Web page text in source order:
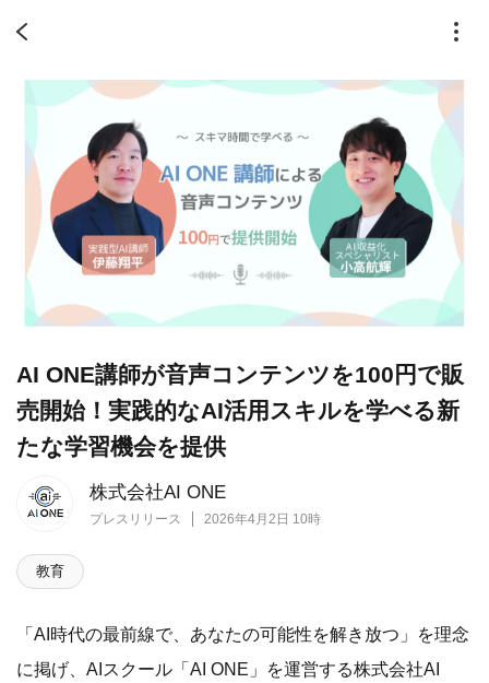
株式会社AI ONE
プレスリリース 2026年4月2日 10時
AI ONE講師が音声コンテンツを100円で販
売開始！実践的なAI活用スキルを学べる新
たな学習機会を提供
教育
「AI時代の最前線で、あなたの可能性を解き放つ」を理念
に掲げ、AIスクール「AI ONE」を運営する株式会社AI